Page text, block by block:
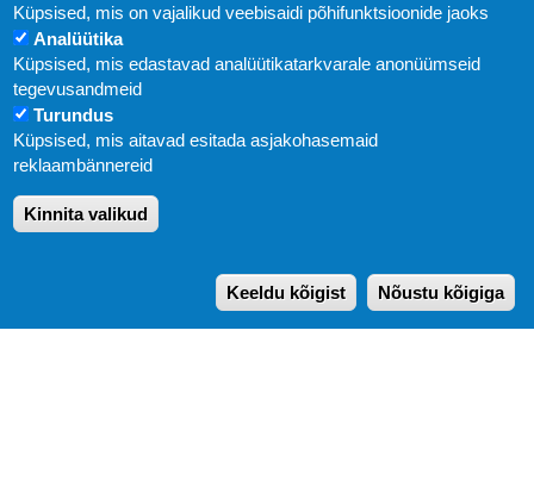
Uudised
KIRJASTUS PEGASUS OÜ © 2020
Paldiski mnt. 29 (A korpus VI korrus), Tallinn
E-post:pegasus[at]pegasus.ee
Küpsised, mis on vajalikud veebisaidi põhifunktsioonide jaoks
Analüütika
Küpsised, mis edastavad analüütikatarkvarale anonüümseid
tegevusandmeid
Turundus
Küpsised, mis aitavad esitada asjakohasemaid
reklaambännereid
Kinnita valikud
Keeldu kõigist Nõustu kõigiga